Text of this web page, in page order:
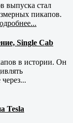
выпуска стал
пикапов.
Single Cab
в истории. Он
Tesla